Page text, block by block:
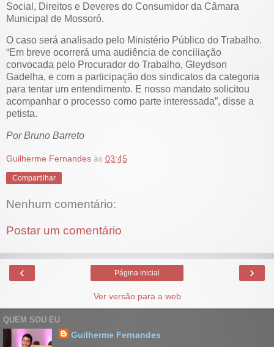
Social, Direitos e Deveres do Consumidor da Câmara
Municipal de Mossoró.
O caso será analisado pelo Ministério Público do Trabalho.
“Em breve ocorrerá uma audiência de conciliação
convocada pelo Procurador do Trabalho, Gleydson
Gadelha, e com a participação dos sindicatos da categoria
para tentar um entendimento. E nosso mandato solicitou
acompanhar o processo como parte interessada”, disse a
petista.
Por Bruno Barreto
Guilherme Fernandes às 03:45
Compartilhar
Nenhum comentário:
Postar um comentário
‹ ›
Página inicial
Ver versão para a web
QUEM SOU EU
Guilherme Fernandes